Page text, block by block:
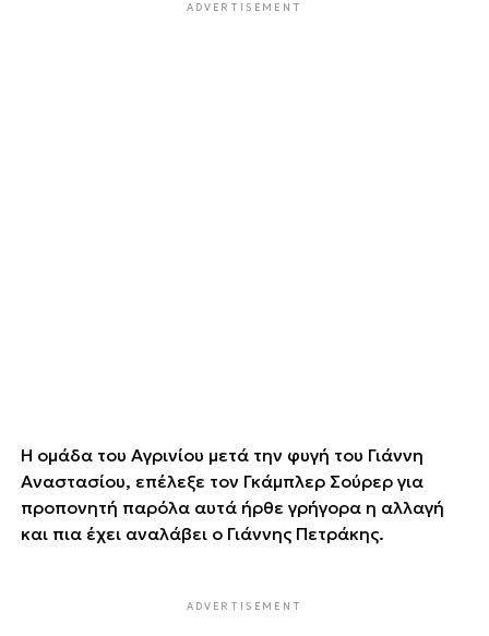
ADVERTISEMENT
Η ομάδα του Αγρινίου μετά την φυγή του Γιάννη
Αναστασίου, επέλεξε τον Γκάμπλερ Σούρερ για
προπονητή παρόλα αυτά ήρθε γρήγορα η αλλαγή
και πια έχει αναλάβει ο Γιάννης Πετράκης.
ADVERTISEMENT